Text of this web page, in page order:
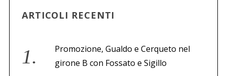
ARTICOLI RECENTI
Promozione, Gualdo e Cerqueto nel
girone B con Fossato e Sigillo